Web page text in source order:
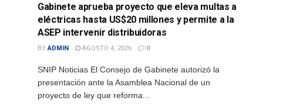
Gabinete aprueba proyecto que eleva multas a
eléctricas hasta US$20 millones y permite a la
ASEP intervenir distribuidoras
BY ADMIN AGOSTO 4, 2026 0
SNIP Noticias El Consejo de Gabinete autorizó la
presentación ante la Asamblea Nacional de un
proyecto de ley que reforma...